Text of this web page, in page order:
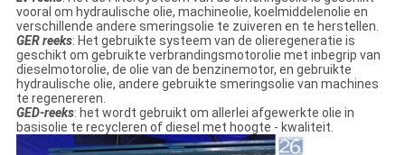
vooral om hydraulische olie, machineolie, koelmiddelenolie en
verschillende andere smeringsolie te zuiveren en te herstellen.
GER reeks: Het gebruikte systeem van de olieregeneratie is
geschikt om gebruikte verbrandingsmotorolie met inbegrip van
dieselmotorolie, de olie van de benzinemotor, en gebruikte
hydraulische olie, andere gebruikte smeringsolie van machines
te regenereren.
GED-reeks: het wordt gebruikt om allerlei afgewerkte olie in
basisolie te recycleren of diesel met hoogte - kwaliteit.